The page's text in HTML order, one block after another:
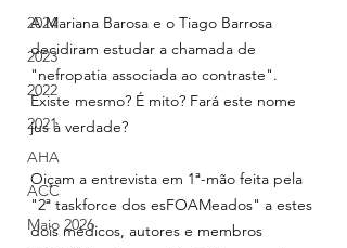
2024
2023
2022
2021
AHA
ACC
Maio 2026
A Mariana Barosa e o Tiago Barrosa
decidiram estudar a chamada de
"nefropatia associada ao contraste".
Existe mesmo? É mito? Fará este nome
jus à verdade?
Oiçam a entrevista em 1ª-mão feita pela
"2ª taskforce dos esFOAMeados" a estes
dois médicos, autores e membros